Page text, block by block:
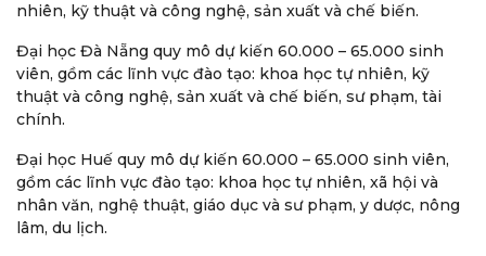
nhiên, kỹ thuật và công nghệ, sản xuất và chế biến.
Đại học Đà Nẵng quy mô dự kiến 60.000 – 65.000 sinh
viên, gồm các lĩnh vực đào tạo: khoa học tự nhiên, kỹ
thuật và công nghệ, sản xuất và chế biến, sư phạm, tài
chính.
Đại học Huế quy mô dự kiến 60.000 – 65.000 sinh viên,
gồm các lĩnh vực đào tạo: khoa học tự nhiên, xã hội và
nhân văn, nghệ thuật, giáo dục và sư phạm, y dược, nông
lâm, du lịch.